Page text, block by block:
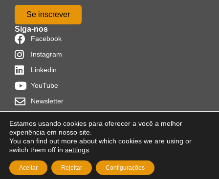
Se inscrever
Siga-nos
Facebook
Instagram
Linkedin
YouTube
Newsletter
© 2026 Foro Técnico de Formación
Distribuído por Programon
Estamos usando cookies para oferecer a você a melhor
experiência em nosso site.
You can find out more about which cookies we are using or
switch them off in settings
Aceitar Rejeitar Configurações